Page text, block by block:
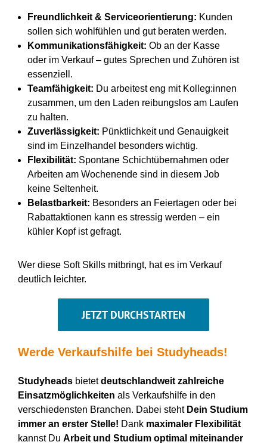
Freundlichkeit & Serviceorientierung: Kunden
sollen sich wohlfühlen und gut beraten werden.
Kommunikationsfähigkeit: Ob an der Kasse
oder im Verkauf – gutes Sprechen und Zuhören ist
essenziell.
Teamfähigkeit: Du arbeitest eng mit Kolleg:innen
zusammen, um den Laden reibungslos am Laufen
zu halten.
Zuverlässigkeit: Pünktlichkeit und Genauigkeit
sind im Einzelhandel besonders wichtig.
Flexibilität: Spontane Schichtübernahmen oder
Arbeiten am Wochenende sind in diesem Job
keine Seltenheit.
Belastbarkeit: Besonders an Feiertagen oder bei
Rabattaktionen kann es stressig werden – ein
kühler Kopf ist gefragt.
Wer diese Soft Skills mitbringt, hat es im Verkauf
deutlich leichter.
JETZT DURCHSTARTEN
Werde Verkaufshil febei Studyheads!
Studyheadsbietetdeutschlandweit zahlreiche
Einsatzmöglichkeiten als Verkaufshilfein den
verschiedensten Branchen. Dabei steht Dein Studium
immer an erster Stelle! Dank maximaler Flexibilität
kannst Du Arbeit und Studium optimal miteinander